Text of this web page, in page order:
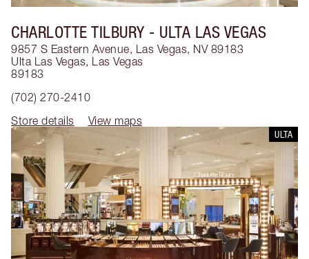
CHARLOTTE TILBURY - ULTA LAS VEGAS
9857 S Eastern Avenue, Las Vegas, NV 89183
Ulta Las Vegas, Las Vegas
89183
(702) 270-2410
Store details
View maps
ULTA